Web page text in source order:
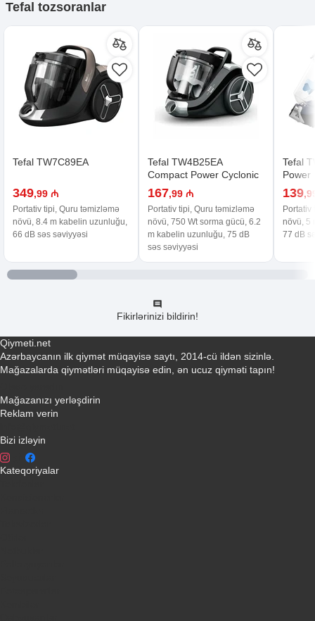
Tefal tozsoranlar
Tefal TW7C89EA
349,99 ₼
Portativ tipi, Quru təmizləmə
növü, 8.4 m kabelin uzunluğu,
66 dB səs səviyyəsi
Tefal TW4B25EA
Compact Power Cyclonic
167,99 ₼
Portativ tipi, Quru təmizləmə
növü, 750 Wt sorma gücü, 6.2
m kabelin uzunluğu, 75 dB
səs səviyyəsi
Tefal
Power
139
Portativ
növü, 5
77 dB
Fikirlərinizi bildirin!
Qiymeti.net
Azərbaycanın ilk qiymət müqayisə saytı, 2014-cü ildən sizinlə.
Mağazalarda qiymətləri müqayisə edin, ən ucuz qiyməti tapın!
Mağazanızı yerləşdirin
Reklam verin
Bizi izləyin
Kateqoriyalar